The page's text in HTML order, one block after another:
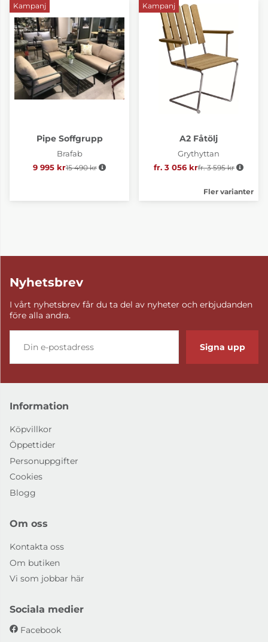
Kampanj
Pipe Soffgrupp
Brafab
9 995 kr Ordinarie pris:
15 490 kr
Kampanj
A2 Fåtölj
Grythyttan
fr. 3 056 krOrdinarie pris:
fr. 3 595 kr
Fler varianter
Nyhetsbrev
I vårt nyhetsbrev får du ta del av nyheter och erbjudanden
före alla andra.
Signa upp
Information
Köpvillkor
Öppettider
Personuppgifter
Cookies
Blogg
Om oss
Kontakta oss
Om butiken
Vi som jobbar här
Sociala medier
Facebook